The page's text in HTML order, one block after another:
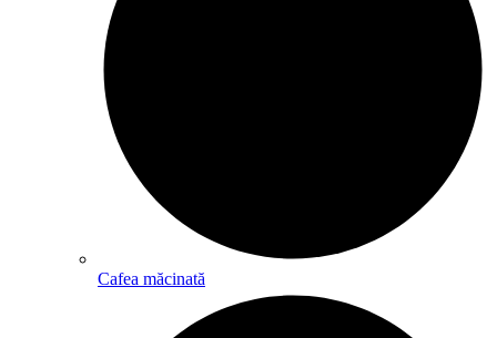
Cafea măcinată